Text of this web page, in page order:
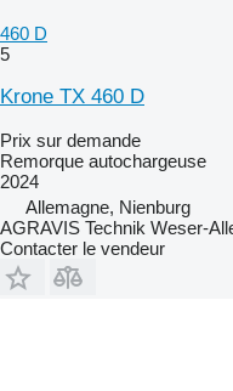
460 D
5
Krone TX 460 D
Prix sur demande
Remorque autochargeuse
2024
Allemagne, Nienburg
AGRAVIS Technik Weser-
Contacter le vendeur